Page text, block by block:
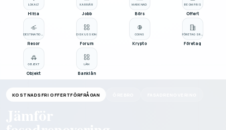
OBJEKT
Objekt
BE OM PRIS
Offert
Företag
LÅN
Banklån
MARKNAD
Börs
LOKALT
Hitta
KARRIÄR
Jobb
Resor
COINS
Krypto
DISKUSSION
Forum
KOSTNADSFRI OFFERTFÖRFRÅGAN
Jämför